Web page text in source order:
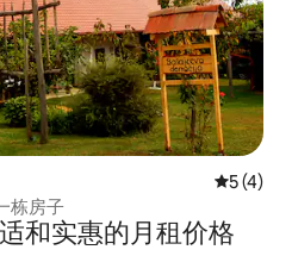
平均评分
5 (4)
栋房子
和实惠的月租价格